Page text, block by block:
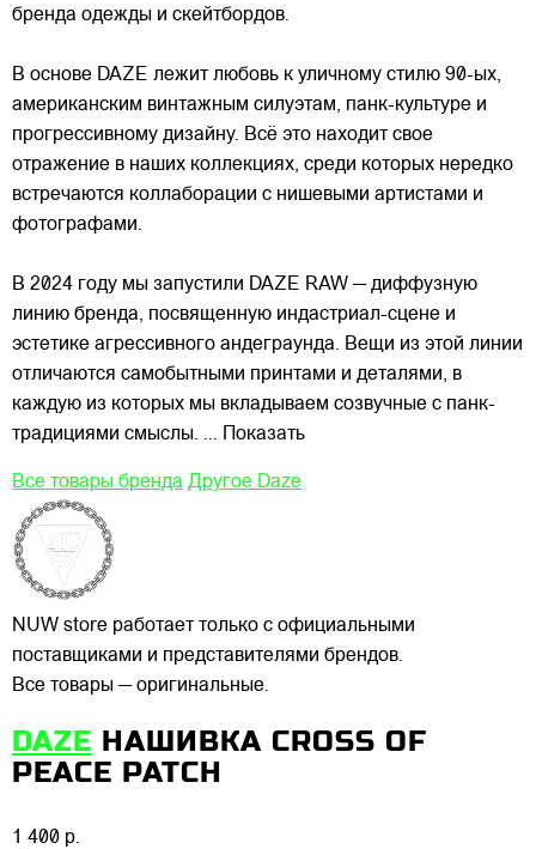
бренда одежды и скейтбордов.
В основе DAZE лежит любовь к уличному стилю 90-ых,
американским винтажным силуэтам, панк-культуре и
прогрессивному дизайну. Всё это находит свое
отражение в наших коллекциях, среди которых нередко
встречаются коллаборации с нишевыми артистами и
фотографами.
В 2024 году мы запустили DAZE RAW — диффузную
линию бренда, посвященную индастриал-сцене и
эстетике агрессивного андеграунда. Вещи из этой линии
отличаются самобытными принтами и деталями, в
каждую из которых мы вкладываем созвучные с панк-
традициями смыслы. ... Показать
Все товары бренда Другое Daze
NUW store работает только с официальными
поставщиками и представителями брендов.
Все товары — оригинальные.
DAZE НАШИВКА CROSS OF
PEACE PATCH
1 400 р.